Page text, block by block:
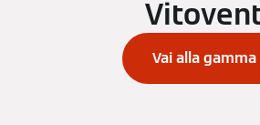
Vai alla gamma